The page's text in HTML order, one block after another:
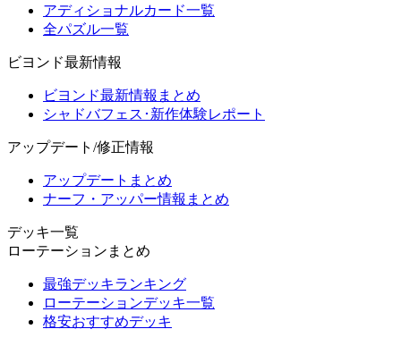
アディショナルカード一覧
全パズル一覧
ビヨンド最新情報
ビヨンド最新情報まとめ
シャドバフェス･新作体験レポート
アップデート/修正情報
アップデートまとめ
ナーフ・アッパー情報まとめ
デッキ一覧
ローテーションまとめ
最強デッキランキング
ローテーションデッキ一覧
格安おすすめデッキ